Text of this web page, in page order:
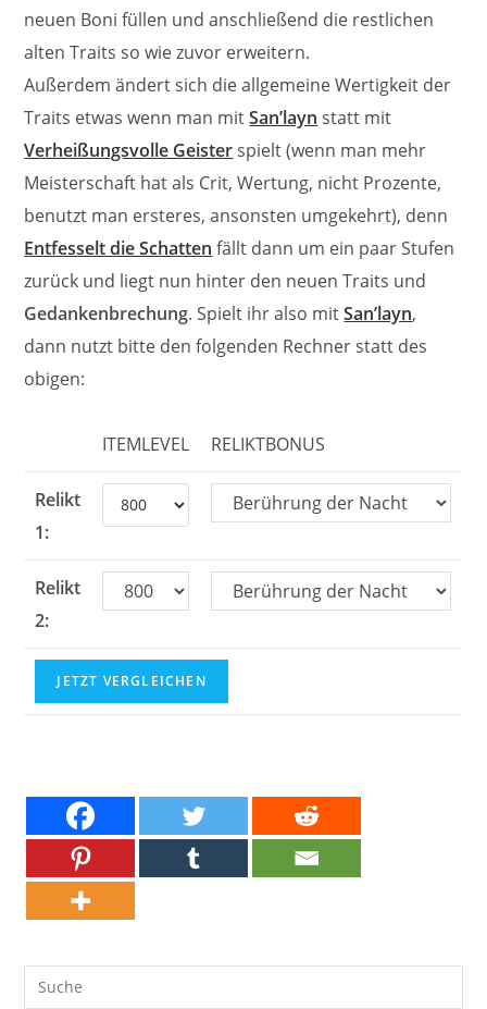
neuen Boni füllen und anschließend die restlichen
alten Traits so wie zuvor erweitern.
Außerdem ändert sich die allgemeine Wertigkeit der
Traits etwas wenn man mitSan’layn statt mit
Verheißungsvolle Geisterspielt (wenn man mehr
Meisterschaft hat als Crit, Wertung, nicht Prozente,
benutzt man ersteres, ansonsten umgekehrt), denn
Entfesselt die Schatten fällt dann um ein paar Stufen
zurück und liegt nun hinter den neuen Traits und
Gedankenbrechung. Spielt ihr also mitSan’layn,
dann nutzt bitte den folgenden Rechner statt des
obigen:
ITEMLEVEL RELIKTBONUS
Relikt
1:
Relikt
2:
JETZT VERGLEICHEN